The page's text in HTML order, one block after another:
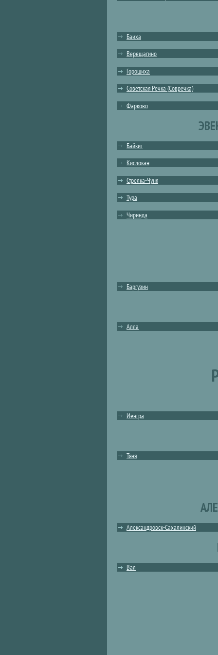
Баиха
Верещагино
Горошиха
Советская Речка (Совречка)
Фарково
Байкит
Кислокан
Стрелка-Чуня
Тура
Чиринда
Баргузин
Алла
Иенгра
Тяня
Александровск-Сахалинский
Вал